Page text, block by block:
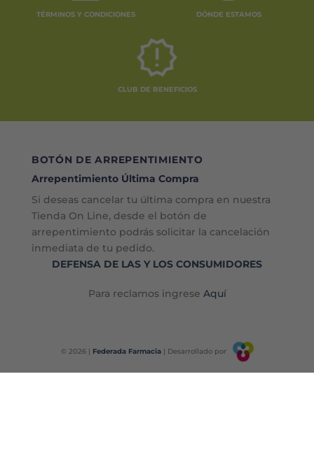
TÉRMINOS Y CONDICIONES DÓNDE ESTAMOS
CLUB DE BENEFICIOS
BOTÓN DE ARREPENTIMIENTO
Arrepentimiento Última Compra
Si deseas cancelar tu última compra en nuestra
Tienda On Line, desde el botón de
arrepentimiento podrás solicitar la cancelación
inmediata de tu pedido.
DEFENSA DE LAS Y LOS CONSUMIDORES
Para reclamos ingrese Aquí
© 2026 | Federada Farmacia| Desarrollado por